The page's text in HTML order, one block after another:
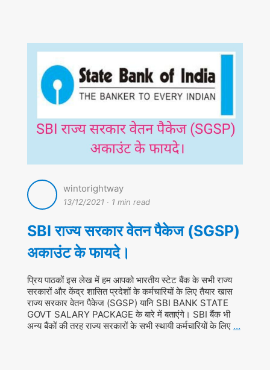
wintorightway
13/12/2021 · 1 min read
SBI राज्य सरकार वेतन पैकेज (SGSP)
अकाउंट के फायदे।
प्रिय पाठकों इस लेख में हम आपको भारतीय स्टेट बैंक के सभी राज्य
सरकारों और केंद्र शासित प्रदेशों के कर्मचारियों के लिए तैयार खास
राज्य सरकार वेतन पैकेज (SGSP) यानि SBI BANK STATE
GOVT SALARY PACKAGE के बारे में बताएंगे। SBI बैंक भी
अन्य बैंकों की तरह राज्य सरकारों के सभी स्थायी कर्मचारियों के लिए …